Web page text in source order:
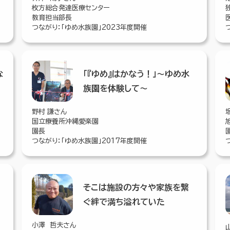
枚方総合発達医療センター
教育担当部長
つながり：「ゆめ水族園」2023年度開催
「『ゆめ』はかなう！」～ゆめ水
族園を体験して～
野村 謙さん
国立療養所沖縄愛楽園
園長
つながり：「ゆめ水族園」2017年度開催
そこは施設の方々や家族を繋
ぐ絆で満ち溢れていた
小澤 哲夫さん